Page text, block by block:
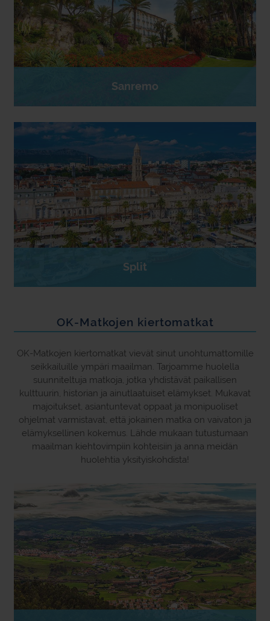
Sanremo
Split
OK-Matkojen kiertomatkat
OK-Matkojen kiertomatkat vievät sinut unohtumattomille
seikkailuille ympäri maailman. Tarjoamme huolella
suunniteltuja matkoja, jotka yhdistävät paikallisen
kulttuurin, historian ja ainutlaatuiset elämykset. Mukavat
majoitukset, asiantuntevat oppaat ja monipuoliset
ohjelmat varmistavat, että jokainen matka on vaivaton ja
elämyksellinen kokemus. Lähde mukaan tutustumaan
maailman kiehtovimpiin kohteisiin ja anna meidän
huolehtia yksityiskohdista!